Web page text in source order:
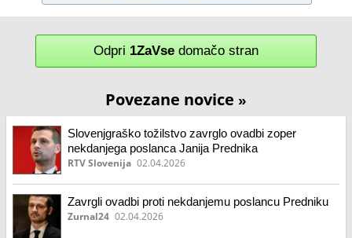
Odpri 1ZaVse domačo stran
Povezane novice »
Slovenjgraško tožilstvo zavrglo ovadbi zoper
nekdanjega poslanca Janija Prednika
RTV Slovenija 02.04.2026
Zavrgli ovadbi proti nekdanjemu poslancu Predniku
Zurnal24 02.04.2026